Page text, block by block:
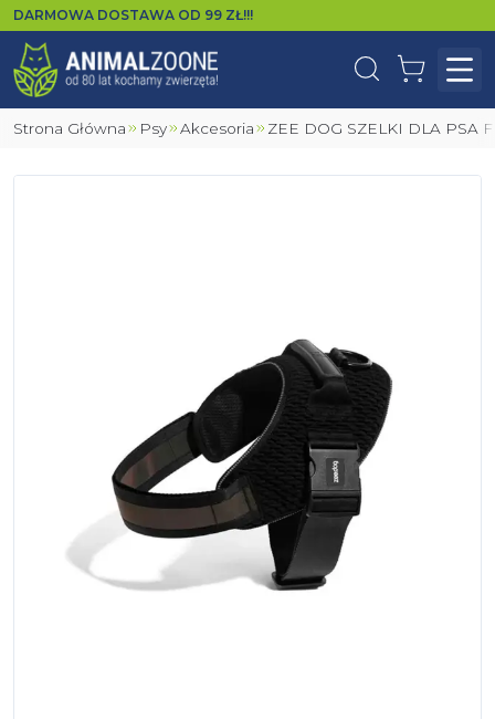
DARMOWA DOSTAWA OD 99 ZŁ!!!
WyszukajKoszyk
Strona Główna Psy Akcesoria ZEE DOG SZELKI DLA PSA